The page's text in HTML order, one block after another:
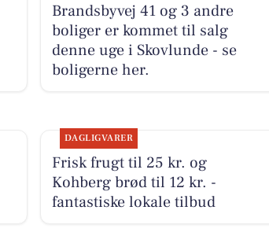
Brandsbyvej 41 og 3 andre
boliger er kommet til salg
denne uge i Skovlunde - se
boligerne her.
DAGLIGVARER
Frisk frugt til 25 kr. og
Kohberg brød til 12 kr. -
fantastiske lokale tilbud